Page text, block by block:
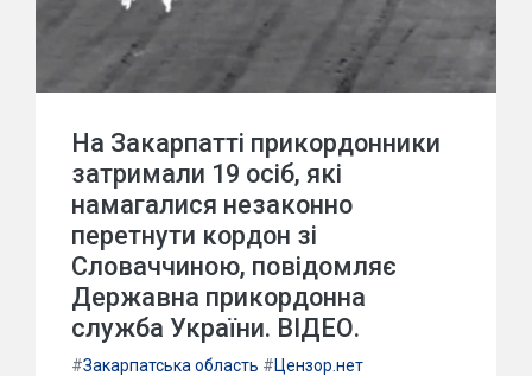
На Закарпатті прикордонники
затримали 19 осіб, які
намагалися незаконно
перетнути кордон зі
Словаччиною, повідомляє
Державна прикордонна
служба України. ВІДЕО.
#Закарпатська область #Цензор.нет